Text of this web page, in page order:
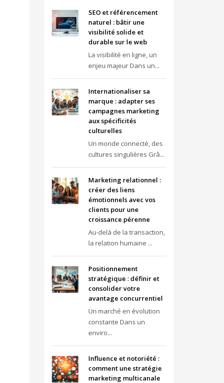
SEO et référencement
naturel : bâtir une
visibilité solide et
durable sur le web
La visibilité en ligne, un
enjeu majeur Dans un...
Internationaliser sa
marque : adapter ses
campagnes marketing
aux spécificités
culturelles
Un monde connecté, des
cultures singulières Grâ...
Marketing relationnel :
créer des liens
émotionnels avec vos
clients pour une
croissance pérenne
Au-delà de la transaction,
la relation humaine ...
Positionnement
stratégique : définir et
consolider votre
avantage concurrentiel
Un marché en évolution
constante Dans un
enviro...
Influence et notoriété :
comment une stratégie
marketing multicanale